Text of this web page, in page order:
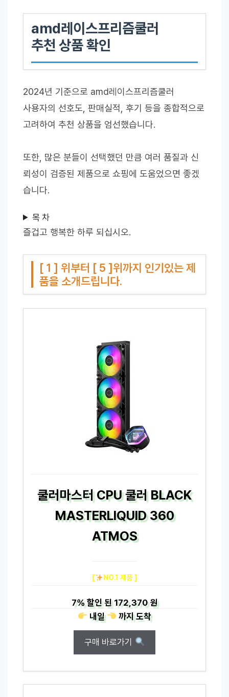
amd레이스프리즘쿨러
추천 상품 확인
2024년 기준으로 amd레이스프리즘쿨러
사용자의 선호도, 판매실적, 후기 등을 종합적으로
고려하여 추천 상품을 엄선했습니다.
또한, 많은 분들이 선택했던 만큼 여러 품질과 신
뢰성이 검증된 제품으로 쇼핑에 도움었으면 좋겠
습니다.
목 차
즐겁고 행복한 하루 되십시오.
[ 1 ] 위부터 [ 5 ]위까지 인기있는 제
품을 소개드립니다.
쿨러마스터 CPU 쿨러 BLACK
MASTERLIQUID 360
ATMOS
[ NO.1 제품 ]
7%할인 된172,370 원
내일
까지도착
구매 바로가기